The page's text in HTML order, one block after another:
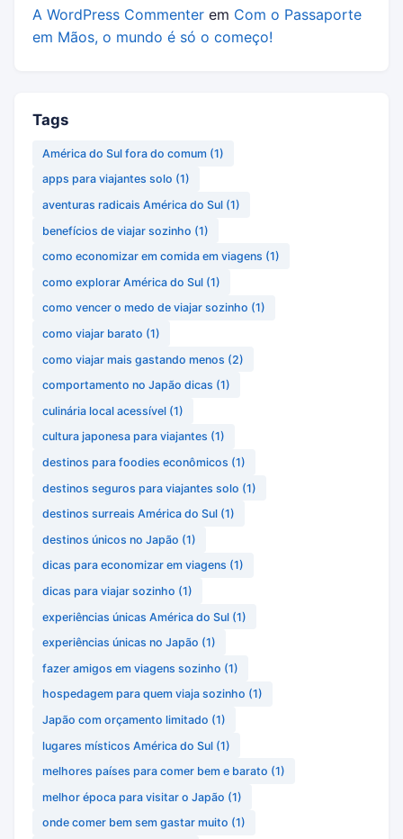
A WordPress Commenter em Com o Passaporte
em Mãos, o mundo é só o começo!
Tags
América do Sul fora do comum (1)
apps para viajantes solo (1)
aventuras radicais América do Sul (1)
benefícios de viajar sozinho (1)
como economizar em comida em viagens (1)
como explorar América do Sul (1)
como vencer o medo de viajar sozinho (1)
como viajar barato (1)
como viajar mais gastando menos (2)
comportamento no Japão dicas (1)
culinária local acessível (1)
cultura japonesa para viajantes (1)
destinos para foodies econômicos (1)
destinos seguros para viajantes solo (1)
destinos surreais América do Sul (1)
destinos únicos no Japão (1)
dicas para economizar em viagens (1)
dicas para viajar sozinho (1)
experiências únicas América do Sul (1)
experiências únicas no Japão (1)
fazer amigos em viagens sozinho (1)
hospedagem para quem viaja sozinho (1)
Japão com orçamento limitado (1)
lugares místicos América do Sul (1)
melhores países para comer bem e barato (1)
melhor época para visitar o Japão (1)
onde comer bem sem gastar muito (1)